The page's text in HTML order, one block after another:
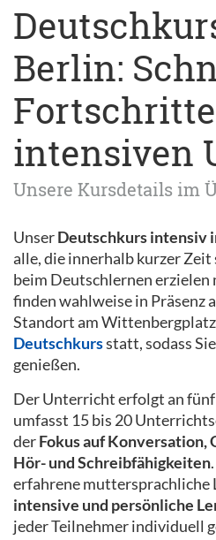
Berlin:
intensiven
Unsere Kursdetails im
UnserDeutschkurs intensiv
alle, die innerhalb kurzer
beim Deutschlernen erzielen
finden wahlweise in Präsenz
Standort am
Deutschkursstatt, sodass
genießen.
Der Unterricht erfolgt an fünf
umfasst 15 bis 20
derFokus auf Konversation,
Hör- und Schreibfähigkeiten
erfahrene muttersprachliche
intensive und persönliche
jeder Teilnehmer individuell